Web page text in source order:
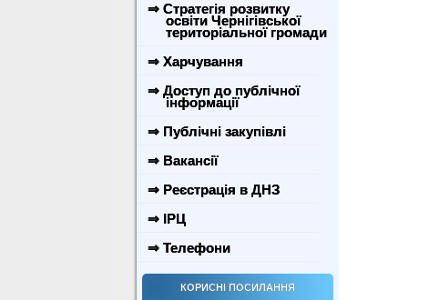
⇒ Стратегія розвитку
освіти Чернігівської
територіальної громади
⇒ Харчування
⇒ Доступ до публічної
інформації
⇒ Публічні закупівлі
⇒ Вакансії
⇒ Реєстрація в ДНЗ
⇒ ІРЦ
⇒ Телефони
КОРИСНІ ПОСИЛАННЯ